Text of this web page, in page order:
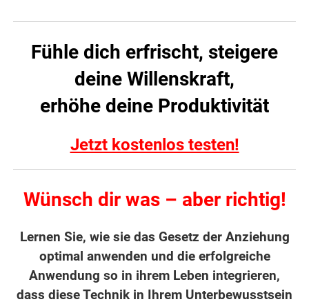
Fühle dich erfrischt, steigere
deine Willenskraft,
erhöhe deine Produktivität
Jetzt kostenlos testen!
Wünsch dir was – aber richtig!
Lernen Sie, wie sie das Gesetz der Anziehung
optimal anwenden und die erfolgreiche
Anwendung so in ihrem Leben integrieren,
dass diese Technik in Ihrem Unterbewusstsein